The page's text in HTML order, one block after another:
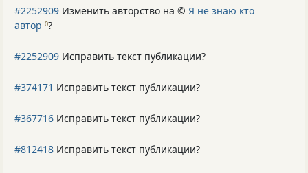
#2252909 Изменить авторство на © Я не знаю кто
автор 0?
#2252909 Исправить текст публикации?
#374171 Исправить текст публикации?
#367716 Исправить текст публикации?
#812418 Исправить текст публикации?